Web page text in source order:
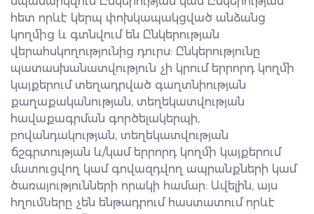
հետ որևէ կերպ փոխկապակցված անձանց
կողմից և գտնվում են Ընկերության
վերահսկողությունից դուրս: Ընկերությունը
պատասխանատվություն չի կրում երրորդ կողմի
կայքերում տեղադրված գաղտնիության
քաղաքականության, տեղեկատվության
հավաքագրման գործելակերպի,
բովանդակության, տեղեկատվության
ճշգրտության և/կամ երրորդ կողմի կայքերում
մատուցվող կամ գովազդվող ապրանքների կամ
ծառայությունների որակի համար: Ավելին, այս
հղումները չեն ենթադրում հաստատում որևէ